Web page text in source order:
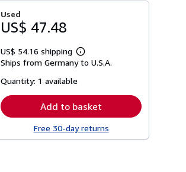
Used
US$ 47.48
US$ 54.16 shipping
Learn
more
Ships from Germany to U.S.A.
Quantity: 1 available
Add to basket
Free 30-day returns